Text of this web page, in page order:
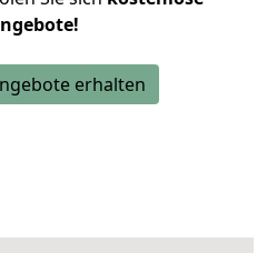
erhalten